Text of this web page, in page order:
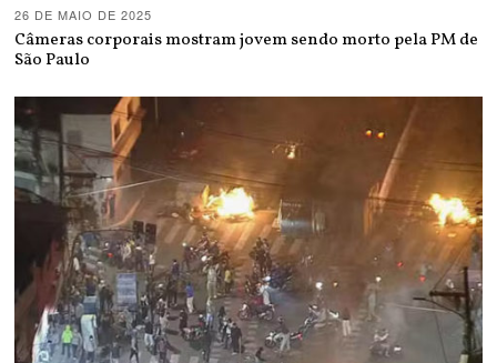
26 DE MAIO DE 2025
Câmeras corporais mostram jovem sendo morto pela PM de
São Paulo